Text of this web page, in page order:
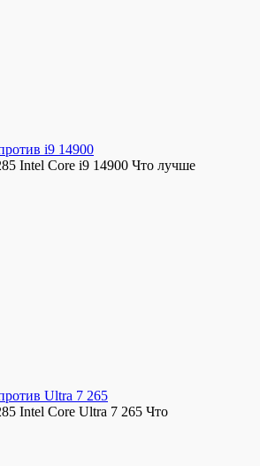
i9 14900
Intel Core i9 14900 Что лучше
Ultra 7 265
Intel Core Ultra 7 265 Что